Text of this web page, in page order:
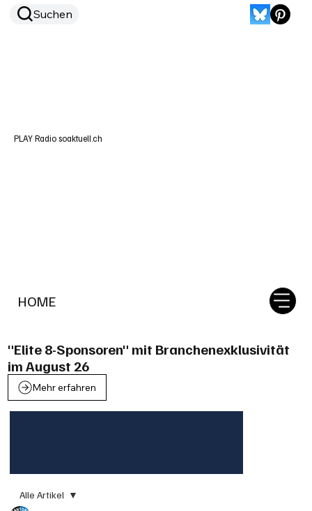
HOME
Suchen
PLAY Radio soaktuell.ch
"Elite 8-Sponsoren" mit Branchenexklusivität
im August 26
Mehr erfahren
Alle Artikel